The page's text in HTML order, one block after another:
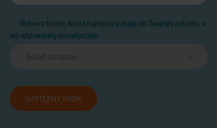
Wybierz formę, która najlepiej pasuje do Twojego pytania, a
my odpowiemy niezwłocznie.
NASTĘPNY KROK